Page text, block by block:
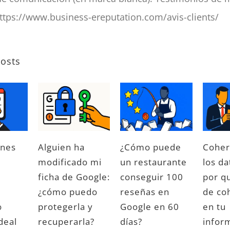
www.business-ereputation.com/avis-clients/
IA
por
las
Fotos de
Google My
Business:
frecuencia,
La reputación
online de una
red: cómo
mantener el
control en
varias páginas
06/16/